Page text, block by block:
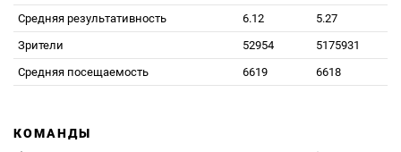
Средняя результативность
6.12
5.27
Зрители
52954
5175931
Средняя посещаемость
6619 6618
КОМАНДЫ